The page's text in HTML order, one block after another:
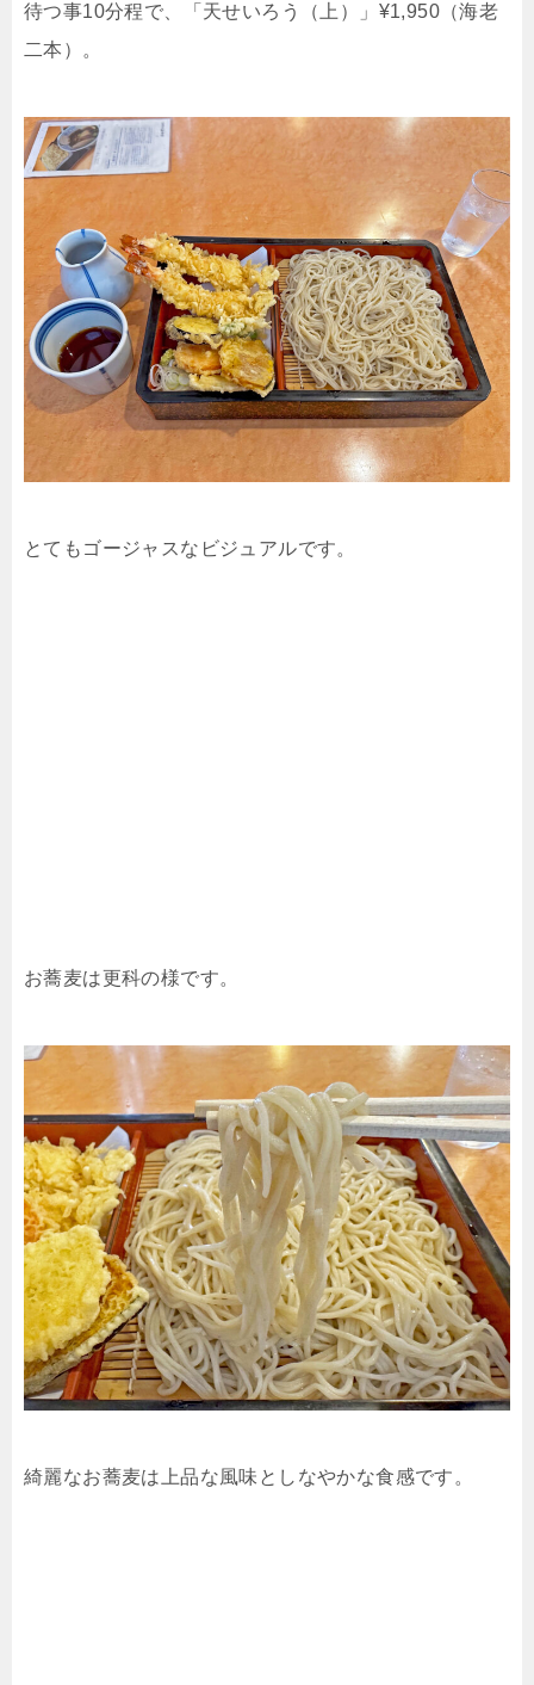
待つ事10分程で、「天せいろう（上）」¥1,950（海老
二本）。
とてもゴージャスなビジュアルです。
お蕎麦は更科の様です。
綺麗なお蕎麦は上品な風味としなやかな食感です。